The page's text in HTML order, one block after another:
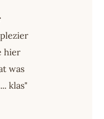
hier
was
klas"